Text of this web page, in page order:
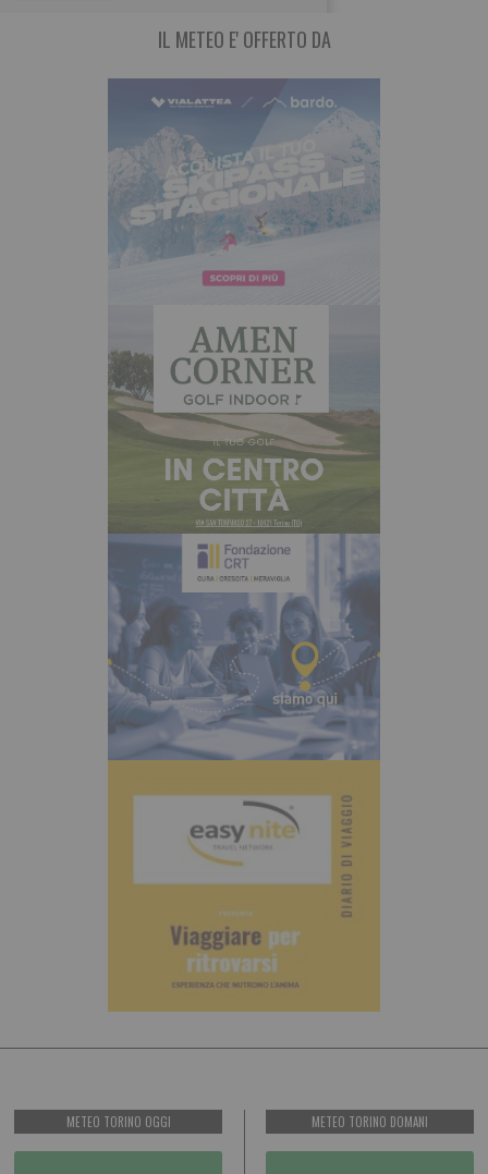
IL METEO E' OFFERTO DA
METEO TORINO OGGI METEO TORINO DOMANI